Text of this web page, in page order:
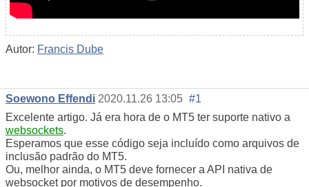
Autor: Francis Dube
Soewono Effendi 2020.11.26 13:05 #1
Excelente artigo. Já era hora de o MT5 ter suporte nativo a
websockets.
Esperamos que esse código seja incluído como arquivos de
inclusão padrão do MT5.
Ou, melhor ainda, o MT5 deve fornecer a API nativa de
websocket por motivos de desempenho.